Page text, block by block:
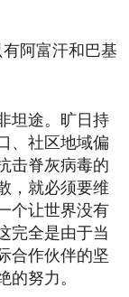
阿富汗和巴基
坦途。旷日持
、社区地域偏
击脊灰病毒的
，就必须要维
个让世界没有
完全是由于当
合作伙伴的坚
的努力。